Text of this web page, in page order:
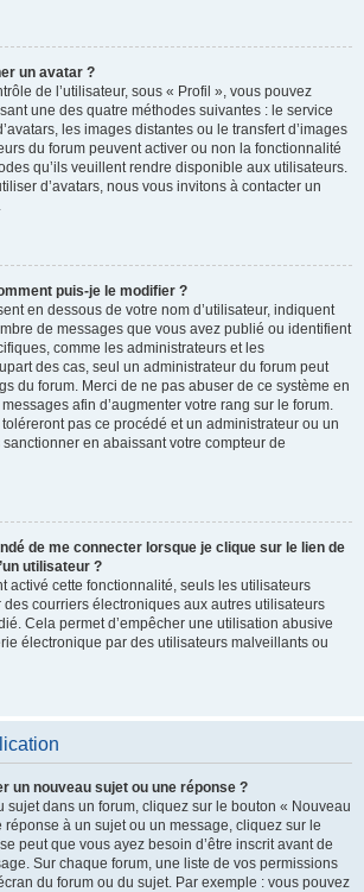
un avatar ?
de l’utilisateur, sous « Profil », vous pouvez
une des quatre méthodes suivantes : le service
les images distantes ou le transfert d’images
du forum peuvent activer ou non la fonctionnalité
qu’ils veuillent rendre disponible aux utilisateurs.
d’avatars, nous vous invitons à contacter un
puis-je le modifier ?
en dessous de votre nom d’utilisateur, indiquent
de messages que vous avez publié ou identifient
comme les administrateurs et les
des cas, seul un administrateur du forum peut
du forum. Merci de ne pas abuser de ce système en
afin d’augmenter votre rang sur le forum.
pas ce procédé et un administrateur ou un
en abaissant votre compteur de
de me connecter lorsque je clique sur le lien de
utilisateur ?
activé cette fonctionnalité, seuls les utilisateurs
courriers électroniques aux autres utilisateurs
Cela permet d’empêcher une utilisation abusive
électronique par des utilisateurs malveillants ou
un nouveau sujet ou une réponse ?
sujet dans un forum, cliquez sur le bouton « Nouveau
à un sujet ou un message, cliquez sur le
peut que vous ayez besoin d’être inscrit avant de
Sur chaque forum, une liste de vos permissions
du forum ou du sujet. Par exemple : vous pouvez